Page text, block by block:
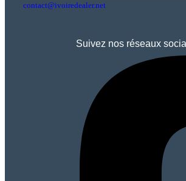
contact@ivoiredealer.net
Suivez nos réseaux